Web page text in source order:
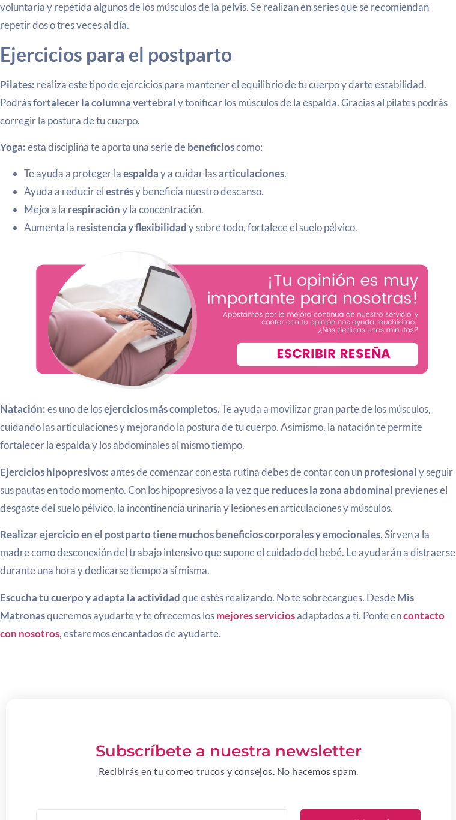
voluntaria y repetida algunos de los músculos de la pelvis. Se realizan en series que se recomiendan
repetir dos o tres veces al día.
Ejercicios para el postparto
Pilates: realiza este tipo de ejercicios para mantener el equilibrio de tu cuerpo y darte estabilidad.
Podrásfortalecer la columna vertebraly tonificar los músculos de la espalda. Gracias al pilates podrás
corregir la postura de tu cuerpo.
Yoga:esta disciplina te aporta una serie debeneficioscomo:
Te ayuda a proteger laespalday a cuidar lasarticulaciones.
Ayuda a reducir elestrésy beneficia nuestro descanso.
Mejora la respiracióny la concentración.
Aumenta la resistencia y flexibilidady sobre todo, fortalece el suelo pélvico.
Natación:es uno de losejercicios más completos.Te ayuda a movilizar gran parte de los músculos,
cuidando las articulaciones y mejorando la postura de tu cuerpo. Asimismo, la natación te permite
fortalecer la espalda y los abdominales al mismo tiempo.
Ejercicios hipopresivos:antes de comenzar con esta rutina debes de contar con unprofesionaly seguir
sus pautas en todo momento. Con los hipopresivos a la vez quereduces la zona abdominal previenes el
desgaste del suelo pélvico, la incontinencia urinaria y lesiones en articulaciones y músculos.
Realizar ejercicio en el postpartotiene muchos beneficios corporales y emocionales. Sirven a la
madre como desconexión del trabajo intensivo que supone el cuidado del bebé. Le ayudarán a distraerse
durante una hora y dedicarse tiempo a sí misma.
Escucha tu cuerpo y adapta la actividadque estés realizando. No te sobrecargues. DesdeMis
Matronasqueremos ayudarte y te ofrecemos losmejores serviciosadaptados a ti. Ponte encontacto
con nosotros, estaremos encantados de ayudarte.
Subscríbete a nuestra newsletter
Recibirás en tu correo trucos y consejos. No hacemos spam.